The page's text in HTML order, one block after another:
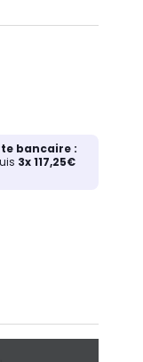
bancaire :
3x 117,25€